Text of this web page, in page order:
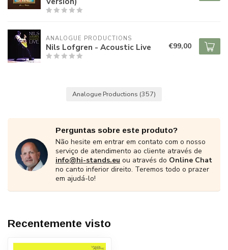
ANALOGUE PRODUCTIONS
Nils Lofgren - Acoustic Live €99,00
Analogue Productions (357)
Perguntas sobre este produto?
Não hesite em entrar em contato com o nosso
serviço de atendimento ao cliente através de
info@hi-stands.eu ou através do Online Chat
no canto inferior direito. Teremos todo o prazer
em ajudá-lo!
Recentemente visto